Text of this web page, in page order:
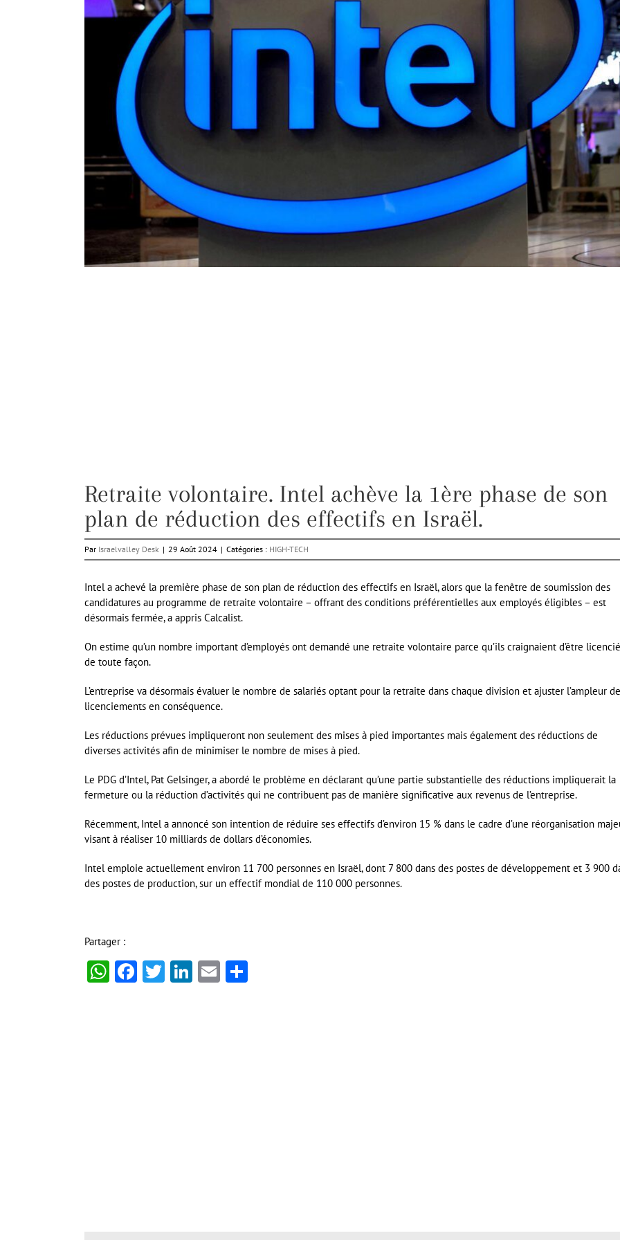
Retraite volontaire. Intel achève la 1ère phase de son
plan de réduction des effectifs en Israël.
Par Israelvalley Desk | 29 Août 2024 | Catégories : HIGH-TECH
Intel a achevé la première phase de son plan de réduction des effectifs en Israël, alors que la fenêtre de soumission des
candidatures au programme de retraite volontaire – offrant des conditions préférentielles aux employés éligibles – est
désormais fermée, a appris Calcalist.
On estime qu’un nombre important d’employés ont demandé une retraite volontaire parce qu’ils craignaient d’être
de toute façon.
L’entreprise va désormais évaluer le nombre de salariés optant pour la retraite dans chaque division et ajuster l’ampleur
licenciements en conséquence.
Les réductions prévues impliqueront non seulement des mises à pied importantes mais également des réductions de
diverses activités afin de minimiser le nombre de mises à pied.
Le PDG d’Intel, Pat Gelsinger, a abordé le problème en déclarant qu’une partie substantielle des réductions impliquerait la
fermeture ou la réduction d’activités qui ne contribuent pas de manière significative aux revenus de l’entreprise.
Récemment, Intel a annoncé son intention de réduire ses effectifs d’environ 15 % dans le cadre d’une réorganisation
visant à réaliser 10 milliards de dollars d’économies.
Intel emploie actuellement environ 11 700 personnes en Israël, dont 7 800 dans des postes de développement et 3 900
des postes de production, sur un effectif mondial de 110 000 personnes.
Partager :
WhatsApp
Facebook
Twitter
LinkedIn
Email